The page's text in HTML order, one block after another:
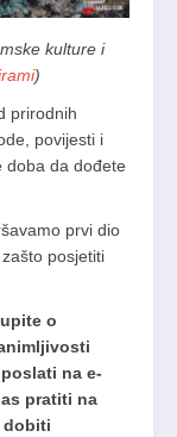
kulture i
)
prirodnih
povijesti i
doba da dođete
prvi dio
posjetiti
o
na e-
pratiti na
dobiti